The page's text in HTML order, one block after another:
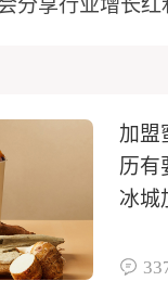
分享行业增长红
加盟
历有
冰城